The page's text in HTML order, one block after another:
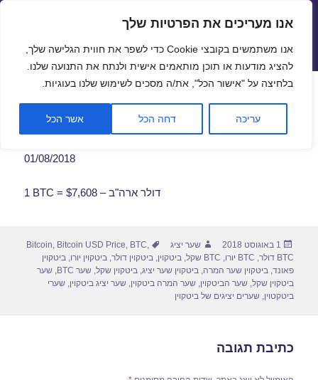
פתח
אנו מעריכים את הפרטיות שלך
אנו משתמשים בקובצי Cookie כדי לשפר את חווית הגלישה שלך,
להציג מודעות או תוכן מותאמים אישית ולנתח את התנועה שלנו.
בלחיצה על "אישור הכל", את/ה מסכים לשימוש שלנו בעוגיות.
עריכה דחה הכל אשר הכל
שערי חליפין יציגים – שער יציג
תפריטים
ווידג'טים
שער ביטקוין לתאריך 01/08/2018
01/08/2018
1 BTC = $7,608 – דולר ארה"ב
פורסם
בתאריך
1 באוגוסט 2018 מחבר
שער יציג תגיות Bitcoin, Bitcoin USD Price, BTC,
BTC דולר
, BTC יורו , BTC שקל ,ביטקוין,ביטקוין דולר,ביטקוין יורו,ביטקוין
פאונד,ביטקוין שער המרה,ביטקוין שער יציג,ביטקוין שקל,שער BTC ,שער
ביטקוין שקל,שער הביטקוין,שער המרה ביטקוין,שער יציג ביטקוין,שערי
ביטקטוין,שערים יציגים של ביטקוין
כתיבת תגובה